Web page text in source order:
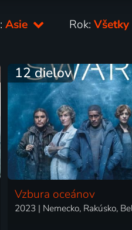
Asie Rok:Všetky
12 dielov
Vzbura oceánov